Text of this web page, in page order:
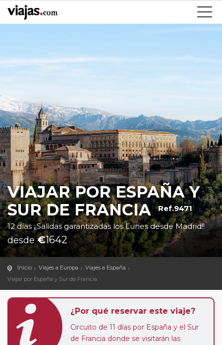
VIAJAR POR ESPAÑA Y
SUR DE FRANCIA Ref.9471
12 días ¡¡Salidas garantizadas los Lunes desde Madrid!!
desde€1642
Inicio Viajes a Europa
Viajes a España
Viajar por España y Sur de Francia
¿Por qué reservar este viaje?
Circuito de 11 días por España y el Sur
de Francia donde se visitarán las